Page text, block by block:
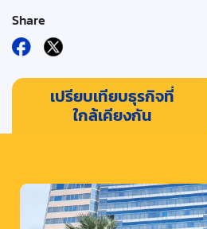
Share
เปรียบเทียบธุรกิจที่
ใกล้เคียงกัน